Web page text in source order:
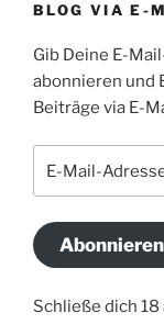
BLOG VIA E-
Gib Deine E-
abonnieren und
Beiträge via E-
Abonnieren
Schließe dich